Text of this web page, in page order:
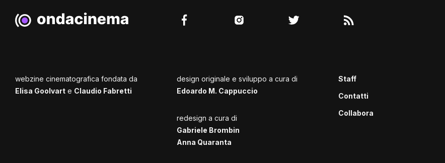
webzine cinematografica fondata da
Elisa Goolvart e Claudio Fabretti
design originale e sviluppo a cura di
Edoardo M. Cappuccio
redesign a cura di
Gabriele Brombin
Anna Quaranta
Staff
Contatti
Collabora